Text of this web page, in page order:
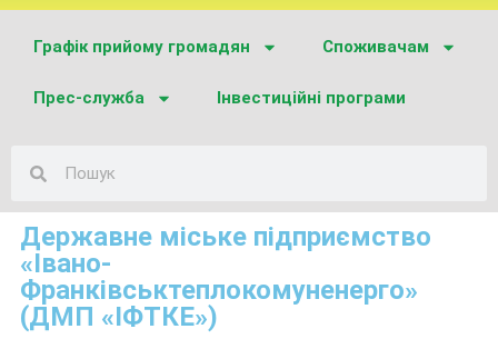
Графік прийому громадян Споживачам
Прес-служба Інвестиційні програми
Державне міське підприємство
«Івано-
Франківськтеплокомуненерго»
(ДМП «ІФТКЕ»)